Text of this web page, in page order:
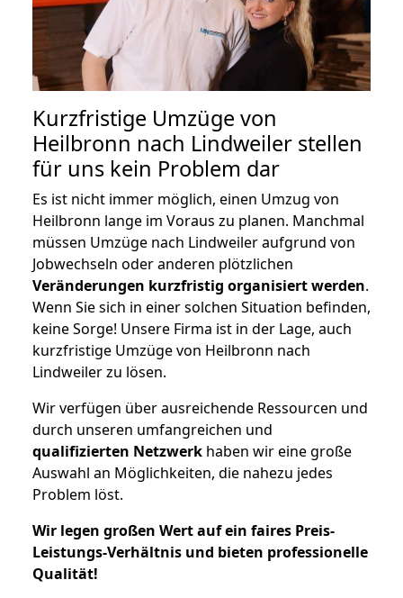
Kurzfristige Umzüge von
Heilbronn nach Lindweiler stellen
für uns kein Problem dar
Es ist nicht immer möglich, einen Umzug von
Heilbronn lange im Voraus zu planen. Manchmal
müssen Umzüge nach Lindweiler aufgrund von
Jobwechseln oder anderen plötzlichen
Veränderungen kurzfristig organisiert werden.
Wenn Sie sich in einer solchen Situation befinden,
keine Sorge! Unsere Firma ist in der Lage, auch
kurzfristige Umzüge von Heilbronn nach
Lindweiler zu lösen.
Wir verfügen über ausreichende Ressourcen und
durch unseren umfangreichen und
qualifizierten Netzwerk haben wir eine große
Auswahl an Möglichkeiten, die nahezu jedes
Problem löst.
Wir legen großen Wert auf ein faires Preis-
Leistungs-Verhältnis und bieten professionelle
Qualität!